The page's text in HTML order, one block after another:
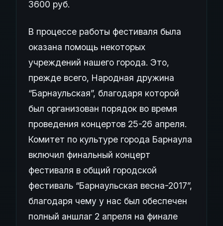
3600 руб.
В процессе работы фестиваля была
оказана помощь некоторых
учреждений нашего города. Это,
прежде всего, Народная дружина
“Барнаульская”, благодаря которой
был организован порядок во время
проведения концертов 25-26 апреля.
Комитет по культуре города Барнаула
включил финальный концерт
фестиваля в общий городской
фестиваль “Барнаульская весна-2017”,
благодаря чему у нас был обеспечен
полный аншлаг 2 апреля на финале